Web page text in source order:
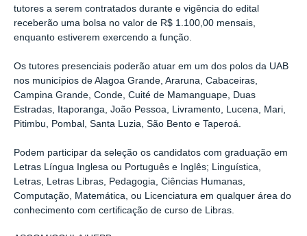
tutores a serem contratados durante e vigência do edital
receberão uma bolsa no valor de R$ 1.100,00 mensais,
enquanto estiverem exercendo a função.
Os tutores presenciais poderão atuar em um dos polos da UAB
nos municípios de Alagoa Grande, Araruna, Cabaceiras,
Campina Grande, Conde, Cuité de Mamanguape, Duas
Estradas, Itaporanga, João Pessoa, Livramento, Lucena, Mari,
Pitimbu, Pombal, Santa Luzia, São Bento e Taperoá.
Podem participar da seleção os candidatos com graduação em
Letras Língua Inglesa ou Português e Inglês; Linguística,
Letras, Letras Libras, Pedagogia, Ciências Humanas,
Computação, Matemática, ou Licenciatura em qualquer área do
conhecimento com certificação de curso de Libras.